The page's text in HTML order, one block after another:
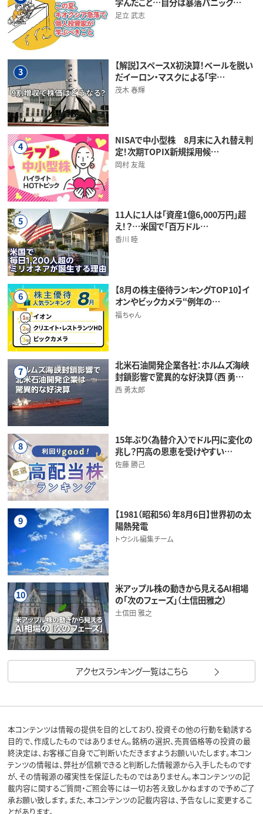
足立 武志
3
【解説】スペースX初決算！ベールを脱い
だイーロン・マスクによる「宇…
茂木 春輝
4
NISAで中小型株 8月末に入れ替え判
定！次期TOPIX新規採用候…
岡村 友哉
5
11人に1人は「資産1億6,000万円」超
え！？…米国で「百万ドル…
香川 睦
6
【8月の株主優待ランキングTOP10】イ
オンやビックカメラ“例年の…
福ちゃん
7
北米石油開発企業各社：ホルムズ海峡
封鎖影響で驚異的な好決算（西 勇…
西 勇太郎
8
15年ぶり〈為替介入〉でドル円に変化の
兆し？円高の恩恵を受けやすい…
佐藤 勝己
9
【1981（昭和56）年8月6日】世界初の太
陽熱発電
トウシル編集チーム
10
米アップル株の動きから見えるAI相場
の「次のフェーズ」（土信田雅之）
土信田 雅之
アクセスランキング一覧はこちら
本コンテンツは情報の提供を目的としており、投資その他の行動を勧誘する
目的で、作成したものではありません。銘柄の選択、売買価格等の投資の最
終決定は、お客様ご自身でご判断いただきますようお願いいたします。本コン
テンツの情報は、弊社が信頼できると判断した情報源から入手したものです
が、その情報源の確実性を保証したものではありません。本コンテンツの記
載内容に関するご質問・ご照会等には一切お答え致しかねますので予めご了
承お願い致します。また、本コンテンツの記載内容は、予告なしに変更するこ
とがあります。